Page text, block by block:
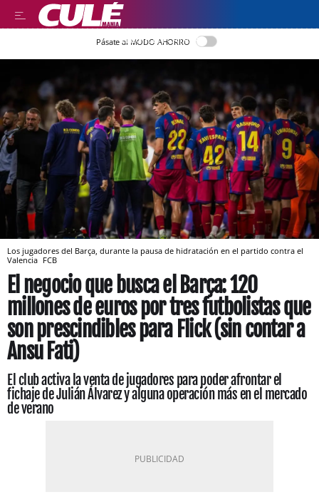
LLEGIR EN CATALÀ
Pásate al MODO AHORRO
Los jugadores del Barça, durante la pausa de hidratación en el partido contra el
Valencia FCB
El negocio que busca el Barça: 120
millones de euros por tres futbolistas que
son prescindibles para Flick (sin contar a
Ansu Fati)
El club activa la venta de jugadores para poder afrontar el
fichaje de Julián Álvarez y alguna operación más en el mercado
de verano